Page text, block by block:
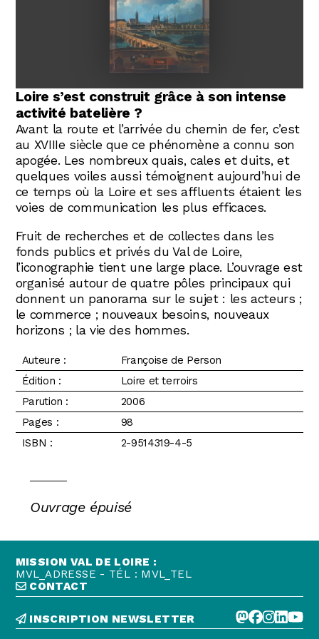
Le Val de Loire est né de son fleuve. Si
l’image et la renommée internationale de
ce territoire sont en grande partie dues à
Loire s’est construit grâce à son intense
activité batelière ?
Avant la route et l’arrivée du chemin de fer, c’est
au XVIIIe siècle que ce phénomène a connu son
apogée. Les nombreux quais, cales et duits, et
quelques voiles aussi témoignent aujourd’hui de
ce temps où la Loire et ses affluents étaient les
voies de communication les plus efficaces.
Fruit de recherches et de collectes dans les
fonds publics et privés du Val de Loire,
l’iconographie tient une large place. L’ouvrage est
organisé autour de quatre pôles principaux qui
donnent un panorama sur le sujet : les acteurs ;
le commerce ; nouveaux besoins, nouveaux
horizons ; la vie des hommes.
Auteure :
Françoise de Person
Édition :
Loire et terroirs
Parution :
2006
Pages :
98
ISBN :
2-9514319-4-5
Ouvrage épuisé
MISSION VAL DE LOIRE :
MVL_ADRESSE - TÉL : MVL_TEL
CONTACT
INSCRIPTION NEWSLETTER
Abonnez-vous !
La Newsletter
Les dernières nouvelles du Val de Loire
patrimoine mondial délivrées directement
dans votre boîte mail.